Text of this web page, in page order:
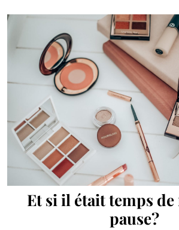
Et si il était temps
pause?